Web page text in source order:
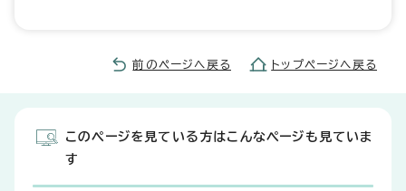
前のページへ戻る トップページへ戻る
このページを見ている方はこんなページも見ていま
す